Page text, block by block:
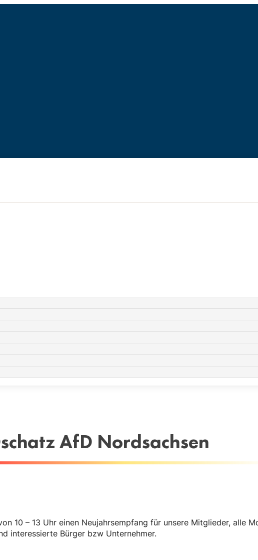
AfD Nordsachsen
10 – 13 Uhr einen Neujahrsempfang für unsere Mitglieder, alle
interessierte Bürger bzw Unternehmer.